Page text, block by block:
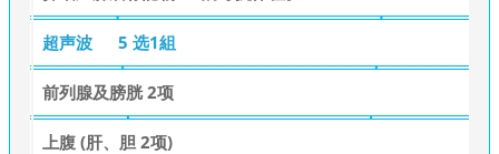
超声波 5 选1組
前列腺及膀胱 2项
上腹 (肝、胆 2项)